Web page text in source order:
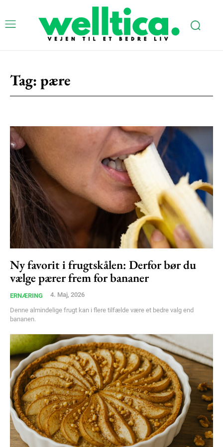
Subscription Plans
Free limited access
Gratis / forever
Etiam est nibh, lobortis sit
Praesent euismod ac
Ut mollis pellentesque tortor
Tag: pære
Ny favorit i frugtskålen: Derfor bør du
vælge pærer frem for bananer
ERNÆRING 4. Maj, 2026
Denne almindelige frugt kan i flere tilfælde være et bedre valg end
bananen.